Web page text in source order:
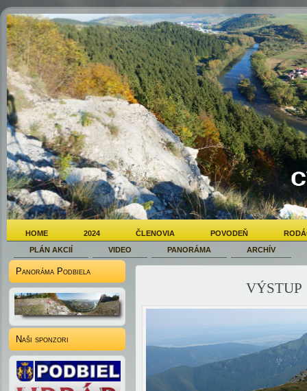
HOME 2024 ČLENOVIA POVODEŇ
PLÁN AKCIÍ
VIDEO PANORÁMA ARCHÍV
Panoráma Podbiela
Naši sponzori